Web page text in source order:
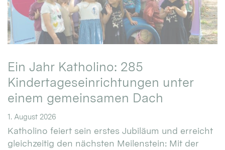
Ein Jahr Katholino: 285
Kindertageseinrichtungen unter
einem gemeinsamen Dach
1. August 2026
Katholino feiert sein erstes Jubiläum und erreicht
gleichzeitig den nächsten Meilenstein: Mit der